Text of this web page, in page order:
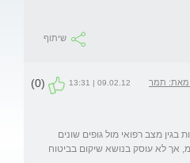
שיתוף
מאת: תמר
09.02.12 | 13:31
(0)
בגין מצב רפואי מול גופים שונים
אך לא עוסק בנושא שיקום בביטוח